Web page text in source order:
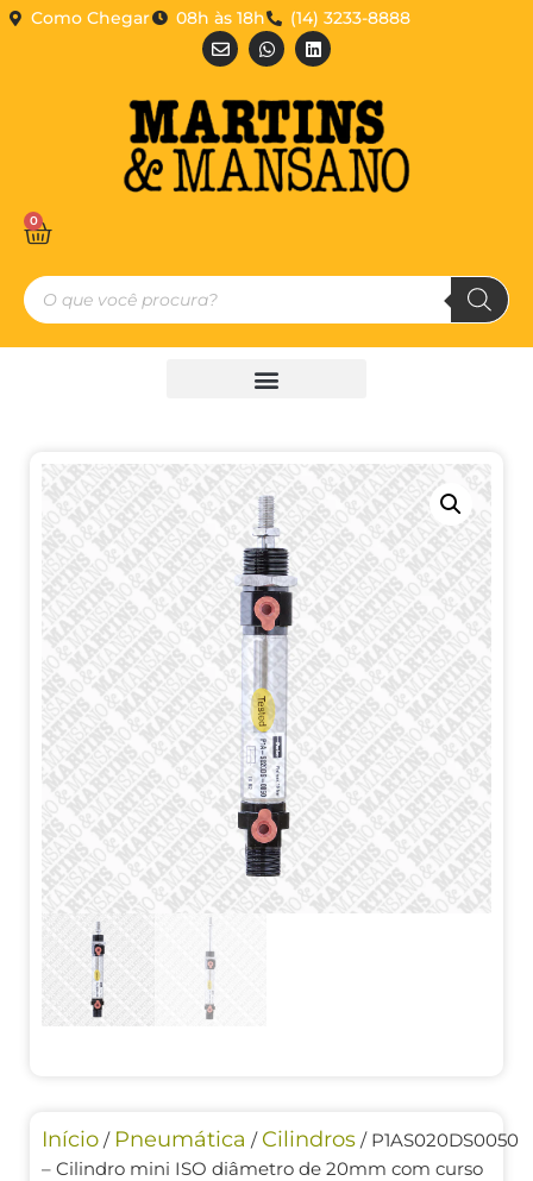
Como Chegar 08h às 18h (14) 3233-8888
0
Início / Pneumática / Cilindros / P1AS020DS0050
– Cilindro mini ISO diâmetro de 20mm com curso